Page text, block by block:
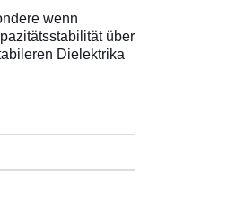
wenn
über
Dielektrika